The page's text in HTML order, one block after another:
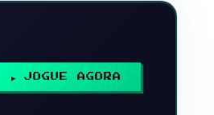
JOGUE AGORA